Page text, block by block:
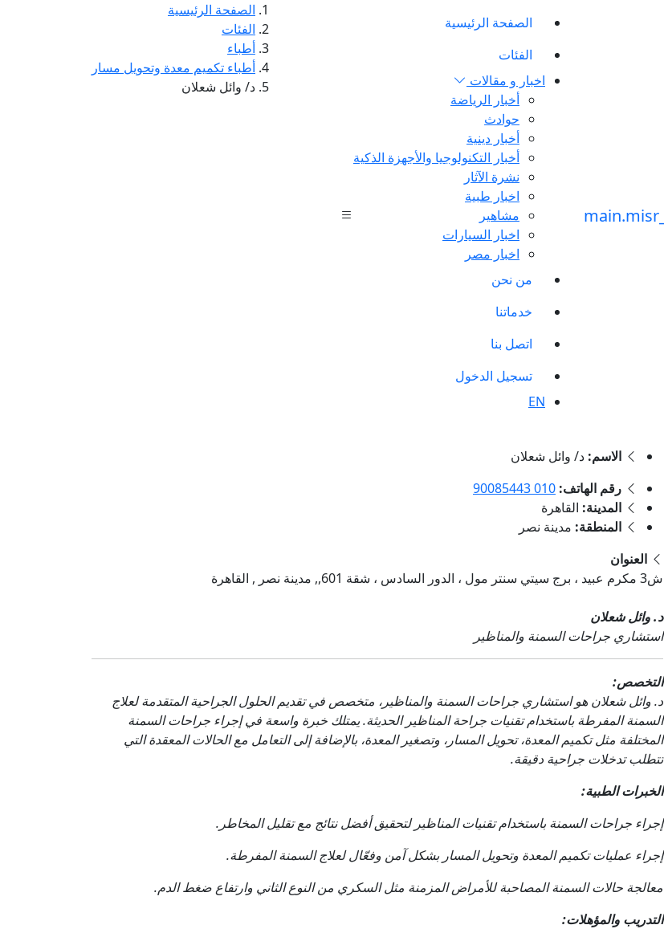
الصفحة الرئيسية
الفئات
اخبار و مقالات
أخبار الرياضة
حوادث
أخبار دينية
أخبار التكنولوجيا والأجهزة الذكية
نشرة الآثار
اخبار طبية
مشاهير
اخبار السيارات
اخبار مصر
من نحن
خدماتنا
اتصل بنا
تسجيل الدخول
EN
الصفحة الرئيسية
الفئات
أطباء
أطباء تكميم معدة وتحويل مسار
د/ وائل شعلان
الاسم: د/ وائل شعلان
رقم الهاتف: 010 90085443
المدينة: القاهرة
المنطقة: مدينة نصر
العنوان
ش3 مكرم عبيد ، برج سيتي سنتر مول ، الدور السادس ، شقة 601,, مدينة نصر , القاهرة
د. وائل شعلان
استشاري جراحات السمنة والمناظير
التخصص:
د. وائل شعلان هو استشاري جراحات السمنة والمناظير، متخصص في تقديم الحلول الجراحية المتقدمة لعلاج
السمنة المفرطة باستخدام تقنيات جراحة المناظير الحديثة. يمتلك خبرة واسعة في إجراء جراحات السمنة
المختلفة مثل تكميم المعدة، تحويل المسار، وتصغير المعدة، بالإضافة إلى التعامل مع الحالات المعقدة التي
تتطلب تدخلات جراحية دقيقة.
الخبرات الطبية:
إجراء جراحات السمنة باستخدام تقنيات المناظير لتحقيق أفضل نتائج مع تقليل المخاطر.
إجراء عمليات تكميم المعدة وتحويل المسار بشكل آمن وفعّال لعلاج السمنة المفرطة.
معالجة حالات السمنة المصاحبة للأمراض المزمنة مثل السكري من النوع الثاني وارتفاع ضغط الدم.
التدريب والمؤهلات: